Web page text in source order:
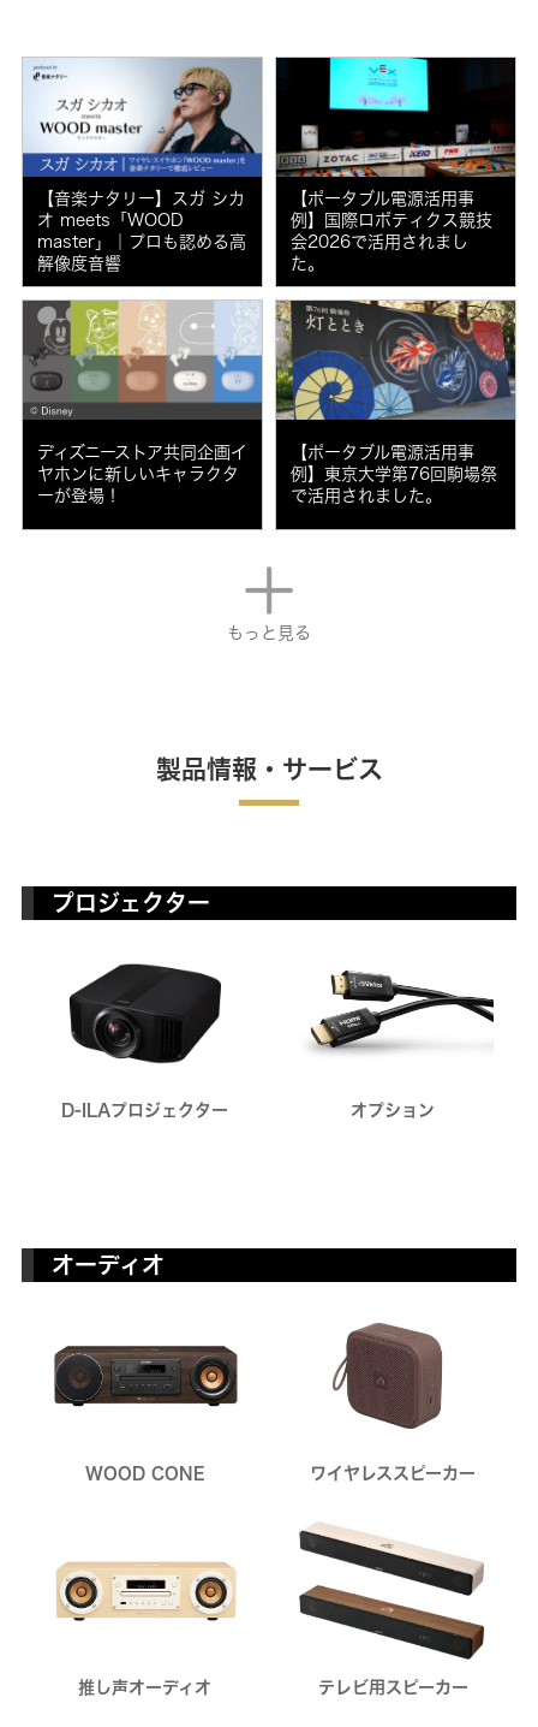
【音楽ナタリー】スガ シカ
オ meets「WOOD
master」｜プロも認める高
解像度音響
【ポータブル電源活用事
例】国際ロボティクス競技
会2026で活用されまし
た。
ディズニーストア共同企画イ
ヤホンに新しいキャラクタ
ーが登場！
【ポータブル電源活用事
例】東京大学第76回駒場祭
で活用されました。
もっと見る
製品情報・サービス
プロジェクター
D-ILAプロジェクター オプション
オーディオ
WOOD CONE ワイヤレススピーカー
推し声オーディオ テレビ用スピーカー